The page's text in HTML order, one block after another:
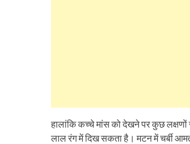
हालांकि कच्चे मांस को देखने पर कुछ
लाल रंग में दिख सकता है। मटन में चर्बी